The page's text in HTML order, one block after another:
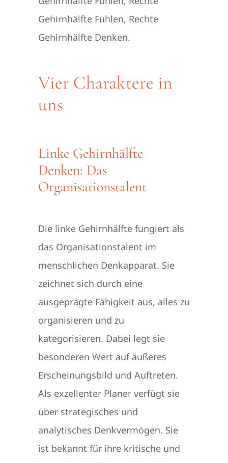
Gehirnhälfte Fühlen, Rechte
Gehirnhälfte Denken.
Vier Charaktere in
uns
Linke Gehirnhälfte
Denken: Das
Organisationstalent
Die linke Gehirnhälfte fungiert als
das Organisationstalent im
menschlichen Denkapparat. Sie
zeichnet sich durch eine
ausgeprägte Fähigkeit aus, alles zu
organisieren und zu
kategorisieren. Dabei legt sie
besonderen Wert auf äußeres
Erscheinungsbild und Auftreten.
Als exzellenter Planer verfügt sie
über strategisches und
analytisches Denkvermögen. Sie
ist bekannt für ihre kritische und